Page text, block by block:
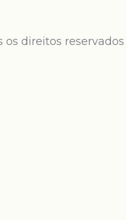
direitos reservados